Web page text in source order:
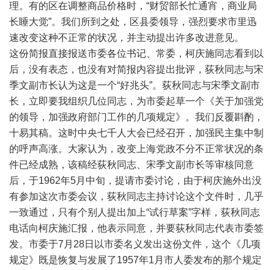
理。有的区在调整商品价格时，“财贸部长忙通宵，商业局
长睡大觉”。我们所到之处，区县委领导，强烈要求市里迅
速改变这种不正常的状况，并主动提出许多改进意见。
这份简报直接报送市委各位书记、常委，柯庆施同志看到以
后，没有表态，也没有对简报内容提出批评，荻秋同志与宋
季文副市长认为这是一个“好兆头”。荻秋同志与宋季文副市
长，立即要我组织几位同志，为市委起草一个《关于加强党
的领导，加强政府部门工作的几项规定》。我们反覆斟酌，
十易其稿。这时中央七千人大会已经召开，加强民主集中制
的呼声高涨。大家认为，改变上海党政不分不正常状况的条
件已经成熟，该稿经荻秋同志、宋季文副市长等审核同意
后，于1962年5月中旬，提请市委讨论，由于柯庆施外出没
有参加这次市委会议，荻秋同志主持讨论这个文件时，几乎
一致通过，只有个别人提出加上“试行草案”字样，荻秋同志
电话向柯庆施汇报，他表示同意，并要荻秋同志代表市委签
发。市委于7月28日以市委名义发出这份文件，这个《几项
规定》既是恢复与发展了1957年1月市人委发布的那个规定